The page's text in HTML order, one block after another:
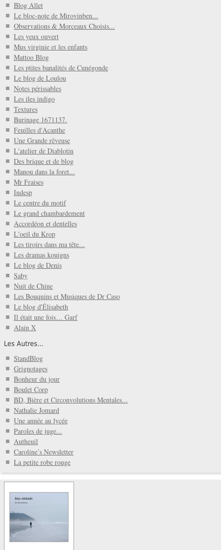
Blog Allet
Le bloc-note de Mirovinben...
Observations & Morceaux Choisis...
Les yeux ouvert
Mus virginie et les enfants
Mattoo Blog
Les ptites banalités de Cunégonde
Le blog de Loulou
Notes périssables
Les iles indigo
Textures
Burinage 1671137.
Feuilles d'Acanthe
Une Grande rêveuse
L'atelier de Diablotin
Des brique et de blog
Manou dans la foret...
Mr Fraises
Indesp
Le centre du motif
Le grand chambardement
Accordéon et dentelles
L'oeil du Krop
Les tiroirs dans ma tête...
Les dramas kouigns
Le blog de Denis
Saby
Nuit de Chine
Les Bouquins et Musiques de Dr Caso
Le blog d'Élisabeth
Il était une fois… Garf
Alain X
Les Autres...
StandBlog
Grignotages
Bonheur du jour
Boulet Corp
BD, Bière et Circonvolutions Mentales...
Nathalie Jomard
Une année au lycée
Paroles de juge...
Autheuil
Caroline’s Newsletter
La petite robe rouge